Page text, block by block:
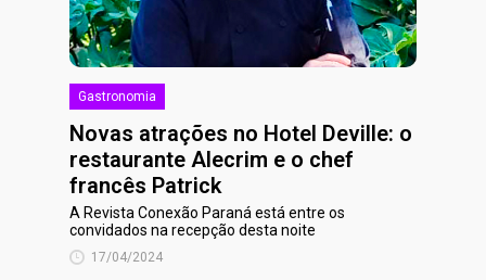
Gastronomia
Novas atrações no Hotel Deville: o
restaurante Alecrim e o chef
francês Patrick
A Revista Conexão Paraná está entre os
convidados na recepção desta noite
17/04/2024